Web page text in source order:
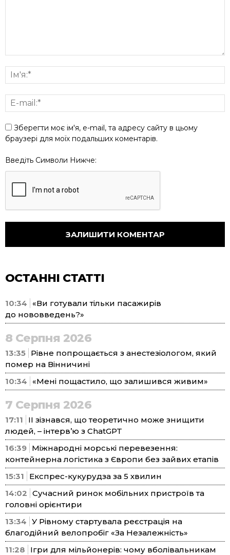
Зберегти моє ім'я, e-mail, та адресу сайту в цьому
браузері для моїх подальших коментарів.
Введіть Символи Нижче:
ОСТАННІ СТАТТІ
10:34
«Ви готували тільки пасажирів
до нововведень?»
8 Серпня 2026
13:35 Рівне попрощається з анестезіологом, який
помер на Вінничині
10:34
«Мені пощастило, що залишився живим»
7 Серпня 2026
17:11
ІІ зізнався, що теоретично може знищити
людей, – інтерв’ю з ChatGPT
16:39 Міжнародні морські перевезення:
контейнерна логістика з Європи без зайвих етапів
15:31
Експрес-кукурудза за 5 хвилин
14:02 Сучасний ринок мобільних пристроїв та
головні орієнтири
13:34 У Рівному стартувала реєстрація на
благодійний велопробіг «За Незалежність»
11:28
Ігри для мільйонерів: чому вболівальникам